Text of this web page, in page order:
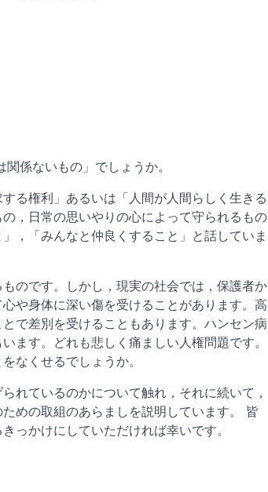
係ないもの」でしょうか。
る権利」あるいは「人間が人間らしく生きる
，日常の思いやりの心によって守られるもの
，「みんなと仲良くすること」と話していま
のです。しかし，現実の社会では，保護者か
や身体に深い傷を受けることがあります。高
で差別を受けることもあります。ハンセン病
ます。どれも悲しく痛ましい人権問題です。
なくせるでしょうか。
れているのかについて触れ，それに続いて，
めの取組のあらましを説明しています。 皆
っかけにしていただければ幸いです。